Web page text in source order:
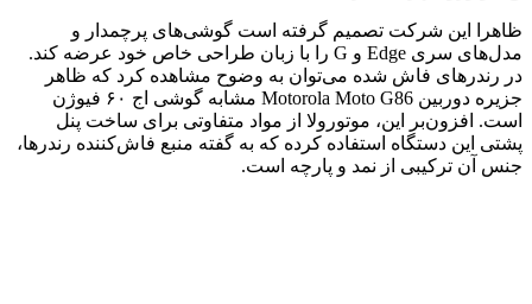
ظاهرا این شرکت تصمیم گرفته است گوشی‌های پرچمدار و
مدل‌های سری Edge و G را با زبان طراحی خاص خود عرضه کند.
در رندرهای فاش شده می‌توان به وضوح مشاهده کرد که ظاهر
جزیره دوربین Motorola Moto G86 مشابه گوشی اج ۶۰ فیوژن
است. افزون‌بر این، موتورولا از مواد متفاوتی برای ساخت پنل
پشتی این دستگاه استفاده کرده که به گفته منبع فاش‌کننده رندرها،
جنس آن ترکیبی از نمد و پارچه است.